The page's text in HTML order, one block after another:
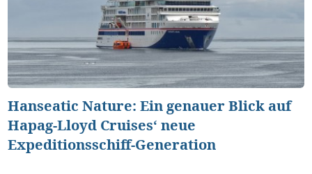
Hanseatic Nature: Ein genauer Blick auf
Hapag-Lloyd Cruises‘ neue
Expeditionsschiff-Generation